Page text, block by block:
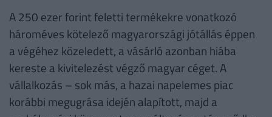
A 250 ezer forint feletti termékekre vonatkozó
hároméves kötelező magyarországi jótállás éppen
a végéhez közeledett, a vásárló azonban hiába
kereste a kivitelezést végző magyar céget. A
vállalkozás – sok más, a hazai napelemes piac
korábbi megugrása idején alapított, majd a